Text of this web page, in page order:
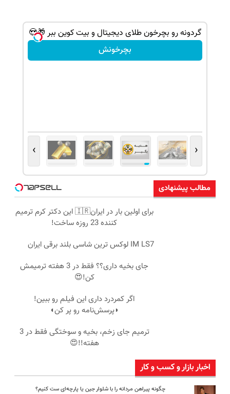
گردونه رو بچرخون طلای دیجیتال و بیت کوین ببر 🎁😍
بچرخونش
‹
›
مطالب پیشنهادی
برای اولین بار در ایران🇮🇷 این دکتر کرم ترمیم
کننده 23 روزه ساخت!
IM LS7 لوکس ترین شاسی بلند برقی ایران
جای بخیه داری؟؟ فقط در 3 هفته ترمیمش
کن!😍
اگر کمردرد داری این فیلم رو ببین!
◗پرسش‌نامه رو پر کن◖
ترمیم جای زخم، بخیه و سوختگی فقط در 3
هفته!!😍
اخبار بازار و کسب و کار
چگونه پیراهن مردانه را با شلوار جین یا پارچه‌ای ست کنیم؟